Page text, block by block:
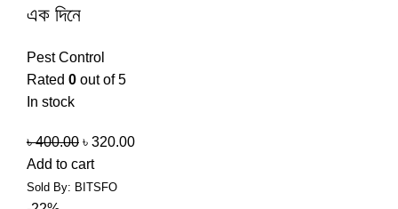
এক দিনে
Pest Control
Rated 0 out of 5
In stock
৳400.00 ৳ 320.00
Add to cart
Sold By: BITSFO